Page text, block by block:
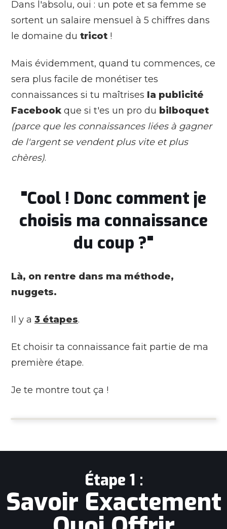
Dans l'absolu, oui : un pote et sa femme se
sortent un salaire mensuel à 5 chiffres dans
le domaine du tricot !
Mais évidemment, quand tu commences, ce
sera plus facile de monétiser tes
connaissances si tu maîtrises la publicité
Facebook que si t'es un pro du bilboquet
(parce que les connaissances liées à gagner
de l'argent se vendent plus vite et plus
chères).
"Cool ! Donc comment je
choisis ma connaissance
du coup ?"
Là, on rentre dans ma méthode,
nuggets.
Il y a 3 étapes.
Et choisir ta connaissance fait partie de ma
première étape.
Je te montre tout ça !
Étape 1 :
Savoir Exactement